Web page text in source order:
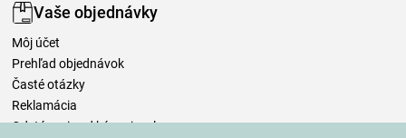
Vaše objednávky
Môj účet
Prehľad objednávok
Časté otázky
Reklamácia
Odstúpenie od kúpnej zmluvy